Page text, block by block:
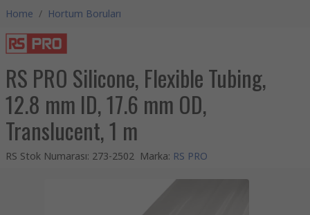
Home / Hortum Boruları
RS PRO Silicone, Flexible Tubing,
12.8 mm ID, 17.6 mm OD,
Translucent, 1 m
RS Stok Numarası: 273-2502 Marka: RS PRO